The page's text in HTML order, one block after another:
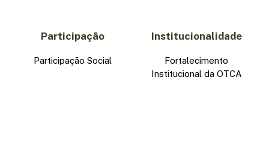
Participação
Participação Social
Institucionalidade
Fortalecimento
Institucional da OTCA